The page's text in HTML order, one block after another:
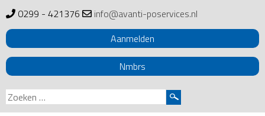
0299 - 421376
info@avanti-poservices.nl
Aanmelden
Nmbrs
Zoeken
naar: